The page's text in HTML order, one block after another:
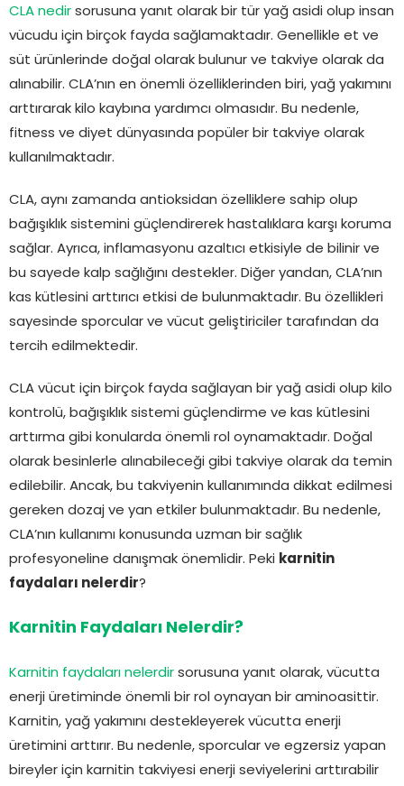
CLA nedir sorusuna yanıt olarak bir tür yağ asidi olup insan
vücudu için birçok fayda sağlamaktadır. Genellikle et ve
süt ürünlerinde doğal olarak bulunur ve takviye olarak da
alınabilir. CLA’nın en önemli özelliklerinden biri, yağ yakımını
arttırarak kilo kaybına yardımcı olmasıdır. Bu nedenle,
fitness ve diyet dünyasında popüler bir takviye olarak
kullanılmaktadır.
CLA, aynı zamanda antioksidan özelliklere sahip olup
bağışıklık sistemini güçlendirerek hastalıklara karşı koruma
sağlar. Ayrıca, inflamasyonu azaltıcı etkisiyle de bilinir ve
bu sayede kalp sağlığını destekler. Diğer yandan, CLA’nın
kas kütlesini arttırıcı etkisi de bulunmaktadır. Bu özellikleri
sayesinde sporcular ve vücut geliştiriciler tarafından da
tercih edilmektedir.
CLA vücut için birçok fayda sağlayan bir yağ asidi olup kilo
kontrolü, bağışıklık sistemi güçlendirme ve kas kütlesini
arttırma gibi konularda önemli rol oynamaktadır. Doğal
olarak besinlerle alınabileceği gibi takviye olarak da temin
edilebilir. Ancak, bu takviyenin kullanımında dikkat edilmesi
gereken dozaj ve yan etkiler bulunmaktadır. Bu nedenle,
CLA’nın kullanımı konusunda uzman bir sağlık
profesyoneline danışmak önemlidir. Peki karnitin
faydaları nelerdir?
Karnitin Faydaları Nelerdir?
Karnitin faydaları nelerdir sorusuna yanıt olarak, vücutta
enerji üretiminde önemli bir rol oynayan bir aminoasittir.
Karnitin, yağ yakımını destekleyerek vücutta enerji
üretimini arttırır. Bu nedenle, sporcular ve egzersiz yapan
bireyler için karnitin takviyesi enerji seviyelerini arttırabilir